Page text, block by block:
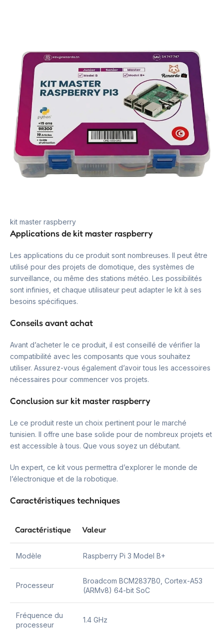
kit master raspberry
Applications de kit master raspberry
Les applications du ce produit sont nombreuses. Il peut être
utilisé pour des projets de domotique, des systèmes de
surveillance, ou même des stations météo. Les possibilités
sont infinies, et chaque utilisateur peut adapter le kit à ses
besoins spécifiques.
Conseils avant achat
Avant d’acheter le ce produit, il est conseillé de vérifier la
compatibilité avec les composants que vous souhaitez
utiliser. Assurez-vous également d’avoir tous les accessoires
nécessaires pour commencer vos projets.
Conclusion sur kit master raspberry
Le ce produit reste un choix pertinent pour le marché
tunisien. Il offre une base solide pour de nombreux projets et
est accessible à tous. Que vous soyez un débutant.
Un expert, ce kit vous permettra d’explorer le monde de
l’électronique et de la robotique.
Caractéristiques techniques
Caractéristique Valeur
Modèle Raspberry Pi 3 Model B+
Processeur
Broadcom BCM2837B0, Cortex-A53
(ARMv8) 64-bit SoC
Fréquence du
processeur
1.4 GHz